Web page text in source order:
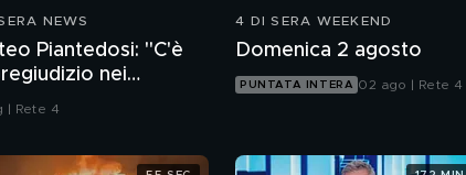
NEWS
Piantedosi: "C'è
nei
della polizia"
| Rete 4
4 DI SERA WEEKEND
Domenica 2 agosto
PUNTATA INTERA 02 ago | Rete 4